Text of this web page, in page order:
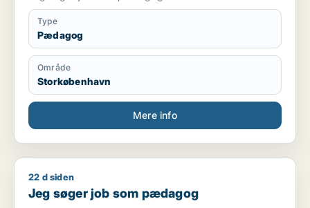
Type
Pædagog
Område
Storkøbenhavn
Mere info
Jeg søger job som pædagog
22 d siden
Jeg søger job som pædagog